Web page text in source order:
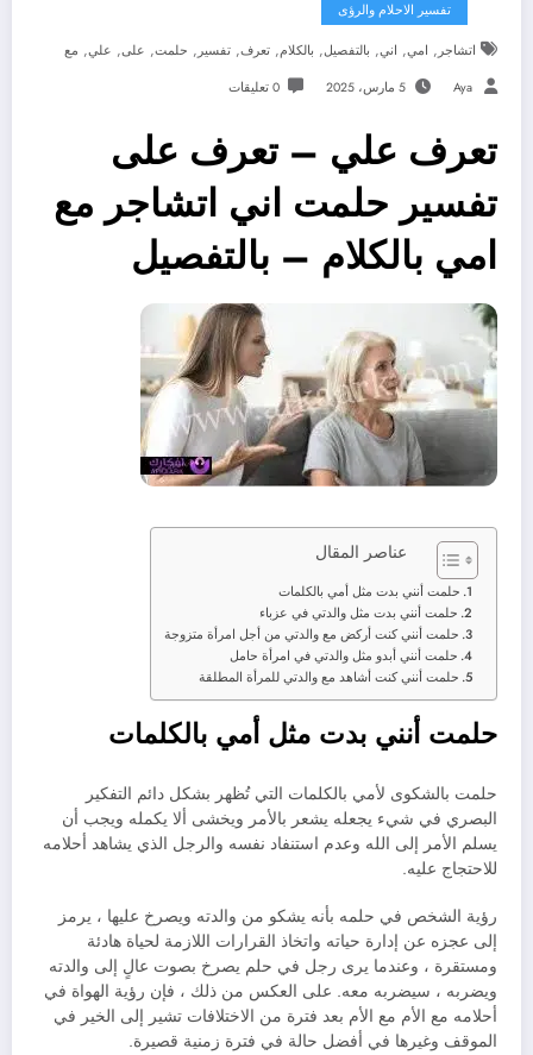
تفسير الاحلام والرؤى
اتشاجر , امي, اني, بالتفصيل, بالكلام, تعرف, تفسير , حلمت, على, علي, مع
Aya 5 مارس، 2025 0 تعليقات
تعرف علي – تعرف على
تفسير حلمت اني اتشاجر مع
امي بالكلام – بالتفصيل
عناصر المقال
حلمت أنني بدت مثل أمي بالكلمات
حلمت أنني بدت مثل والدتي في عزباء
حلمت أنني كنت أركض مع والدتي من أجل امرأة متزوجة
حلمت أنني أبدو مثل والدتي في امرأة حامل
حلمت أنني كنت أشاهد مع والدتي للمرأة المطلقة
حلمت أنني بدت مثل أمي بالكلمات
حلمت بالشكوى لأمي بالكلمات التي تُظهر بشكل دائم التفكير
البصري في شيء يجعله يشعر بالأمر ويخشى ألا يكمله ويجب أن
يسلم الأمر إلى الله وعدم استنفاد نفسه والرجل الذي يشاهد أحلامه
للاحتجاج عليه.
رؤية الشخص في حلمه بأنه يشكو من والدته ويصرخ عليها ، يرمز
إلى عجزه عن إدارة حياته واتخاذ القرارات اللازمة لحياة هادئة
ومستقرة ، وعندما يرى رجل في حلم يصرخ بصوت عالٍ إلى والدته
ويضربه ، سيضربه معه. على العكس من ذلك ، فإن رؤية الهواة في
أحلامه مع الأم مع الأم بعد فترة من الاختلافات تشير إلى الخير في
الموقف وغيرها في أفضل حالة في فترة زمنية قصيرة.